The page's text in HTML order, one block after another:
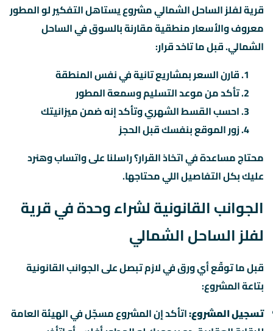
قرية لفلز الساحل الشمالي مشروع يستاهل التفكير لو المطور
معروف والأسعار منطقية مقارنة بالسوق في الساحل
الشمالي. قبل ما تاخد قرار:
قارن السعر بمشاريع تانية في نفس المنطقة
تأكد من موعد التسليم وسمعة المطور
احسب القسط الشهري وتأكد إنه ضمن ميزانيتك
زور الموقع بنفسك قبل الحجز
محتاج مساعدة في اتخاذ القرار؟ راسلنا على واتساب وهنرد
عليك بكل التفاصيل اللي محتاجها.
الجوانب القانونية لشراء وحدة في قرية
لفلز الساحل الشمالي
قبل ما توقّع أي ورق في لازم تبصل على الجوانب القانونية
بتاعة المشروع:
تسجيل المشروع:اتأكد إن المشروع مسجّل في الهيئة العامة